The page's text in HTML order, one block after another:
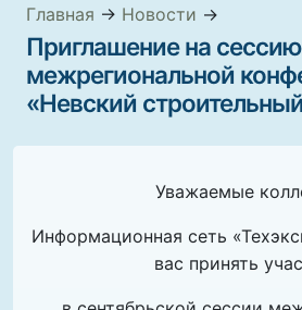
Главная → Новости →
Приглашение на сессию
межрегиональной
«Невский
Уважаемые
Информационная сеть
вас принять